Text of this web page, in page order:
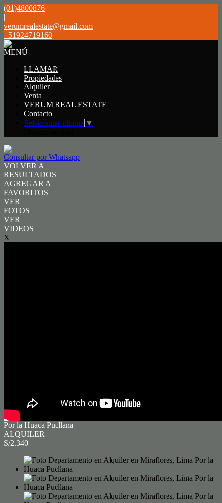
(01)4800876
|
verumrealestate@gmail.com
+51924719160
MENÚ
LLAMAR
Propiedades
Alquiler
Venta
VERUM REAL ESTATE
Contacto
Seleccionar idioma ▼
Consultar por Whatsapp
VOLVER A
RESULTADOS
AGREGAR A
FAVORITOS
VER
FOTOS
VER
VIDEOS
X
Por la Huaca Pucllana
ALQUILER
S/2.340